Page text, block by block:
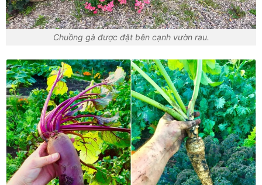
Chuồng gà được đặt bên cạnh vườn rau.